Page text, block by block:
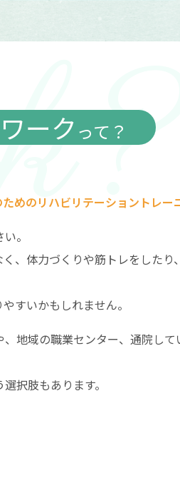
ーク って？
めのリハビリテーショントレー
。
、体力づくりや筋トレをした
すいかもしれません。
地域の職業センター、通院し
択肢もあります。